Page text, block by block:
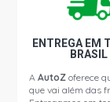
ENTREGA EM
BRASIL
AAutoZ oferece
que vai além das